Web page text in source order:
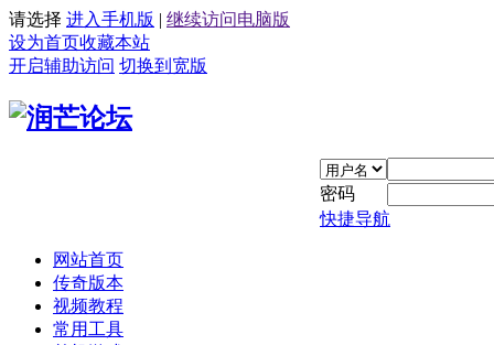
请选择 进入手机版 | 继续访问电脑版
设为首页收藏本站
开启辅助访问 切换到宽版
密码
快捷导航
网站首页
传奇版本
视频教程
常用工具